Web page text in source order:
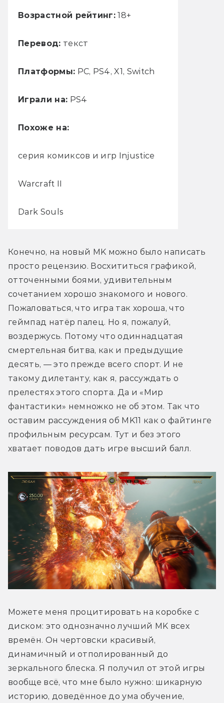
Возрастной рейтинг: 18+
Перевод: текст
Платформы: PC, PS4, X1, Switch
Играли на: PS4
Похоже на:
серия комиксов и игр Injustice
Warcraft II
Dark Souls
Конечно, на новый MK можно было написать
просто рецензию. Восхититься графикой,
отточенными боями, удивительным
сочетанием хорошо знакомого и нового.
Пожаловаться, что игра так хороша, что
геймпад натёр палец. Но я, пожалуй,
воздержусь. Потому что одиннадцатая
смертельная битва, как и предыдущие
десять, — это прежде всего спорт. И не
такому дилетанту, как я, рассуждать о
прелестях этого спорта. Да и «Мир
фантастики» немножко не об этом. Так что
оставим рассуждения об MK11 как о файтинге
профильным ресурсам. Тут и без этого
хватает поводов дать игре высший балл.
Можете меня процитировать на коробке с
диском: это однозначно лучший MK всех
времён. Он чертовски красивый,
динамичный и отполированный до
зеркального блеска. Я получил от этой игры
вообще всё, что мне было нужно: шикарную
историю, доведённое до ума обучение,